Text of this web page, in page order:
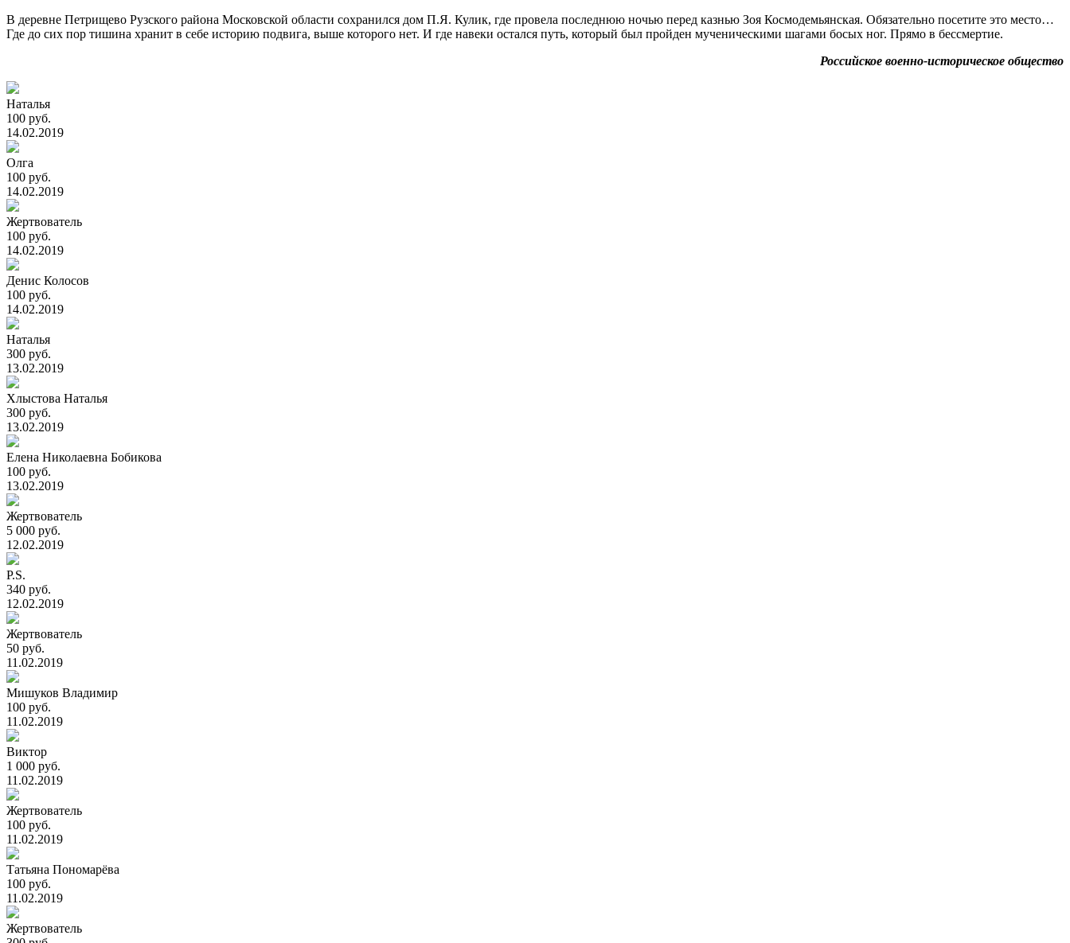
В деревне Петрищево Рузского района Московской области сохранился дом П.Я. Кулик, где провела последнюю ночью перед казнью Зоя Космодемьянская. Обязательно посетите это место…
Где до сих пор тишина хранит в себе историю подвига, выше которого нет. И где навеки остался путь, который был пройден мученическими шагами босых ног. Прямо в бессмертие.
Российское военно-историческое общество
Наталья
100 руб.
14.02.2019
Олга
100 руб.
14.02.2019
Жертвователь
100 руб.
14.02.2019
Денис Колосов
100 руб.
14.02.2019
Наталья
300 руб.
13.02.2019
Хлыстова Наталья
300 руб.
13.02.2019
Елена Николаевна Бобикова
100 руб.
13.02.2019
Жертвователь
5 000 руб.
12.02.2019
P.S.
340 руб.
12.02.2019
Жертвователь
50 руб.
11.02.2019
Мишуков Владимир
100 руб.
11.02.2019
Виктор
1 000 руб.
11.02.2019
Жертвователь
100 руб.
11.02.2019
Татьяна Пономарёва
100 руб.
11.02.2019
Жертвователь